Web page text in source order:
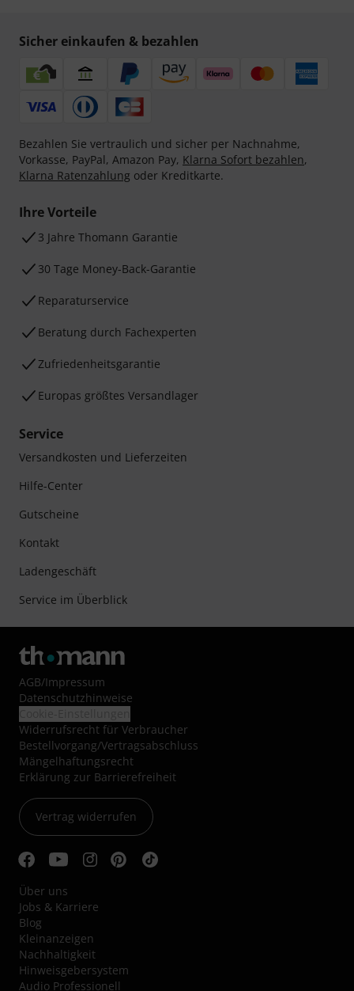
Sicher einkaufen & bezahlen
Bezahlen Sie vertraulich und sicher per Nachnahme,
Vorkasse, PayPal, Amazon Pay, Klarna Sofort bezahlen,
Klarna Ratenzahlung oder Kreditkarte.
Ihre Vorteile
3 Jahre Thomann Garantie
30 Tage Money-Back-Garantie
Reparaturservice
Beratung durch Fachexperten
Zufriedenheitsgarantie
Europas größtes Versandlager
Service
Versandkosten und Lieferzeiten
Hilfe-Center
Gutscheine
Kontakt
Ladengeschäft
Service im Überblick
AGB/Impressum
Datenschutzhinweise
Widerrufsrecht für Verbraucher
Bestellvorgang/Vertragsabschluss
Mängelhaftungsrecht
Erklärung zur Barrierefreiheit
Vertrag widerrufen
Über uns
Jobs & Karriere
Blog
Kleinanzeigen
Nachhaltigkeit
Hinweisgebersystem
Audio Professionell